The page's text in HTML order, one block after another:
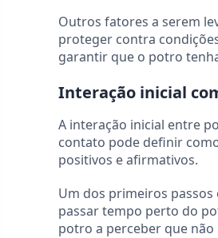
Outros fatores a serem
proteger contra
garantir que o potro
Interação inicial
A interação inicial entre
contato pode definir
positivos e afirmativos.
Um dos primeiros
passar tempo perto do
potro a perceber que não